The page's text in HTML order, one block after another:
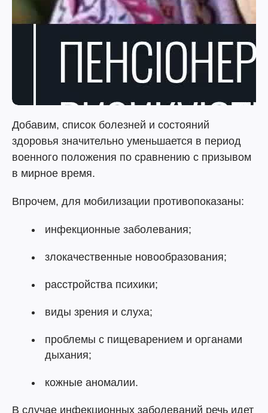
Добавим, список болезней и состояний
здоровья значительно уменьшается в период
военного положения по сравнению с призывом
в мирное время.
Впрочем, для мобилизации противопоказаны:
инфекционные заболевания;
злокачественные новообразования;
расстройства психики;
виды зрения и слуха;
проблемы с пищеварением и органами
дыхания;
кожные аномалии.
В случае инфекционных заболеваний речь идет